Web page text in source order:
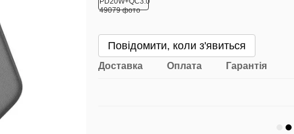
Повідомити, коли з'явиться
Доставка Оплата Гарантія